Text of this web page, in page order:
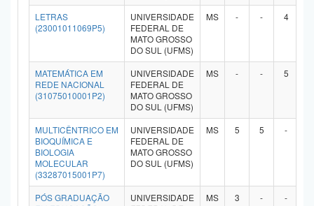
LETRAS
(23001011069P5)
UNIVERSIDADE
FEDERAL DE
MATO GROSSO
DO SUL (UFMS)
MS - - 4
MATEMÁTICA EM
REDE NACIONAL
(31075010001P2)
UNIVERSIDADE
FEDERAL DE
MATO GROSSO
DO SUL (UFMS)
MS - - 5
MULTICÊNTRICO EM
BIOQUÍMICA E
BIOLOGIA
MOLECULAR
(33287015001P7)
UNIVERSIDADE
FEDERAL DE
MATO GROSSO
DO SUL (UFMS)
MS 5 5 -
PÓS GRADUAÇÃO
UNIVERSIDADE
MS 3 - -